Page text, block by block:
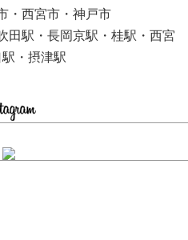
・西宮市・神戸市
田駅・長岡京駅・桂駅・西宮
・摂津駅